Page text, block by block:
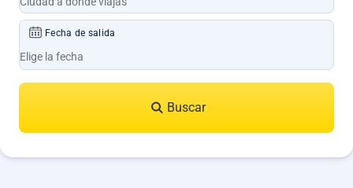
Fecha de salida
Buscar